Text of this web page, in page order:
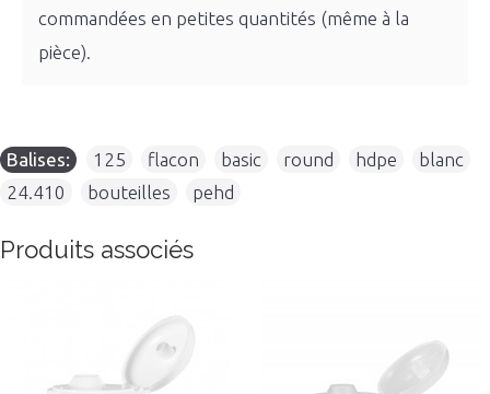
commandées en petites quantités (même à la
pièce).
Balises: 125 flacon basic round hdpe blanc
24.410
bouteilles pehd
Produits associés